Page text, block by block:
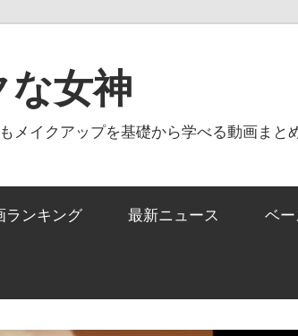
な女神
メイクアップを基礎から学べる動画まと
ランキング 最新ニュース ベ